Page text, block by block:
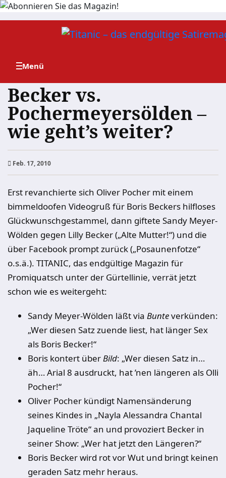
Zum
Becker vs.
Pochermeyersölden –
wie geht’s weiter?
Feb. 17, 2010
Erst revanchierte sich Oliver Pocher mit einem
bimmeldoofen Videogruß für Boris Beckers hilfloses
Glückwunschgestammel, dann giftete Sandy Meyer-
Wölden gegen Lilly Becker („Alte Mutter!“) und die
über Facebook prompt zurück („Posaunenfotze“
o.s.ä.). TITANIC, das endgültige Magazin für
Promiquatsch unter der Gürtellinie, verrät jetzt
schon wie es weitergeht:
Sandy Meyer-Wölden läßt via Bunteverkünden:
„Wer diesen Satz zuende liest, hat länger Sex
als Boris Becker!“
Boris kontert überBild: „Wer diesen Satz in…
äh… Arial 8 ausdruckt, hat ’nen längeren als Olli
Pocher!“
Oliver Pocher kündigt Namensänderung
seines Kindes in „Nayla Alessandra Chantal
Jaqueline Tröte“ an und provoziert Becker in
seiner Show: „Wer hat jetzt den Längeren?“
Boris Becker wird rot vor Wut und bringt keinen
geraden Satz mehr heraus.